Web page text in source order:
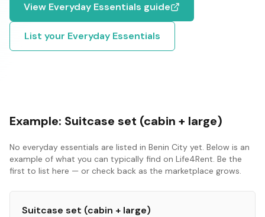
View Everyday Essentials guide
List your Everyday Essentials
Example: Suitcase set (cabin + large)
No everyday essentials are listed in Benin City yet. Below is an
example of what you can typically find on Life4Rent. Be the
first to list here — or check back as the marketplace grows.
Suitcase set (cabin + large)